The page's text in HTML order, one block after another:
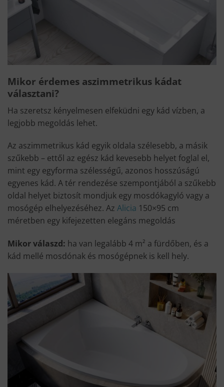
Mikor érdemes aszimmetrikus kádat
választani?
Ha szeretsz kényelmesen elfeküdni egy kád vízben, a
legjobb megoldás lehet.
Az aszimmetrikus kád egyik oldala szélesebb, a másik
szűkebb – ettől az egész kád kevesebb helyet foglal el,
mint egy egyforma szélességű, azonos hosszúságú
egyenes kád. A tér rendezése szempontjából a szűkebb
oldal helyet biztosít mondjuk egy mosdókagyló vagy a
mosógép elhelyezéséhez. Az Alicia 150×95 cm
méretben egy kifejezetten elegáns megoldás
Mikor válaszd: ha van legalább 4 m² a fürdőben, és a
kád mellé mosdónak és mosógépnek is kell hely.